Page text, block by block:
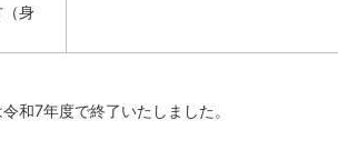
（身
和7年度で終了いたしました。